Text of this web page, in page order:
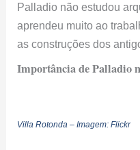
Palladio não estudou
aprendeu muito ao
as construções dos
Importância de Palladio
Villa Rotonda – Imagem:Flickr